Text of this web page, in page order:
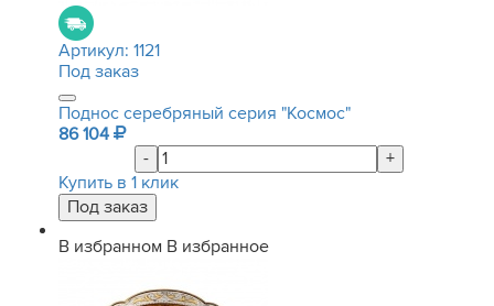
Артикул: 1121
Под заказ
Поднос серебряный серия "Космос"
86 104
-
+
Купить в 1 клик
В избранном В избранное